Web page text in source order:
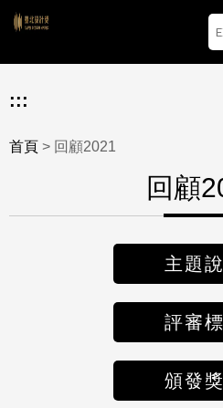
:::
首頁 > 回顧2021
回顧
主題
評審
頒發